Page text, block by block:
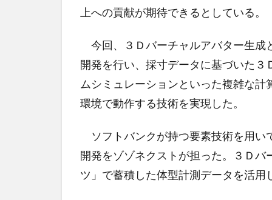
上への貢献が期待できるとしている。
今回、３Ｄバーチャルアバター生成
開発を行い、採寸データに基づいた
ムシミュレーションといった複雑な
環境で動作する技術を実現した。
ソフトバンクが持つ要素技術を用い
開発をゾゾネクストが担った。３Ｄ
ツ」で蓄積した体型計測データを活用